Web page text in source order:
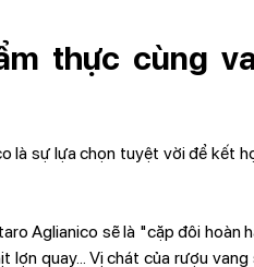
thực cùng
là sự lựa chọn tuyệt vời để kết
Aglianico sẽ là "cặp đôi
lợn quay... Vị chát của rượu